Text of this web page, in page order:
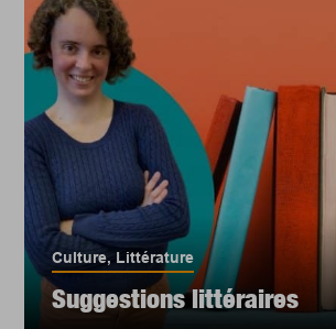
Culture, Littérature
Suggestions littéraires